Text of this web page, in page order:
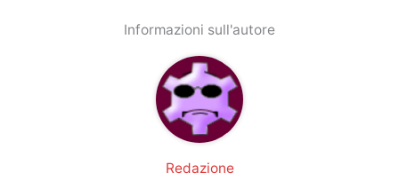
Informazioni sull'autore
Redazione